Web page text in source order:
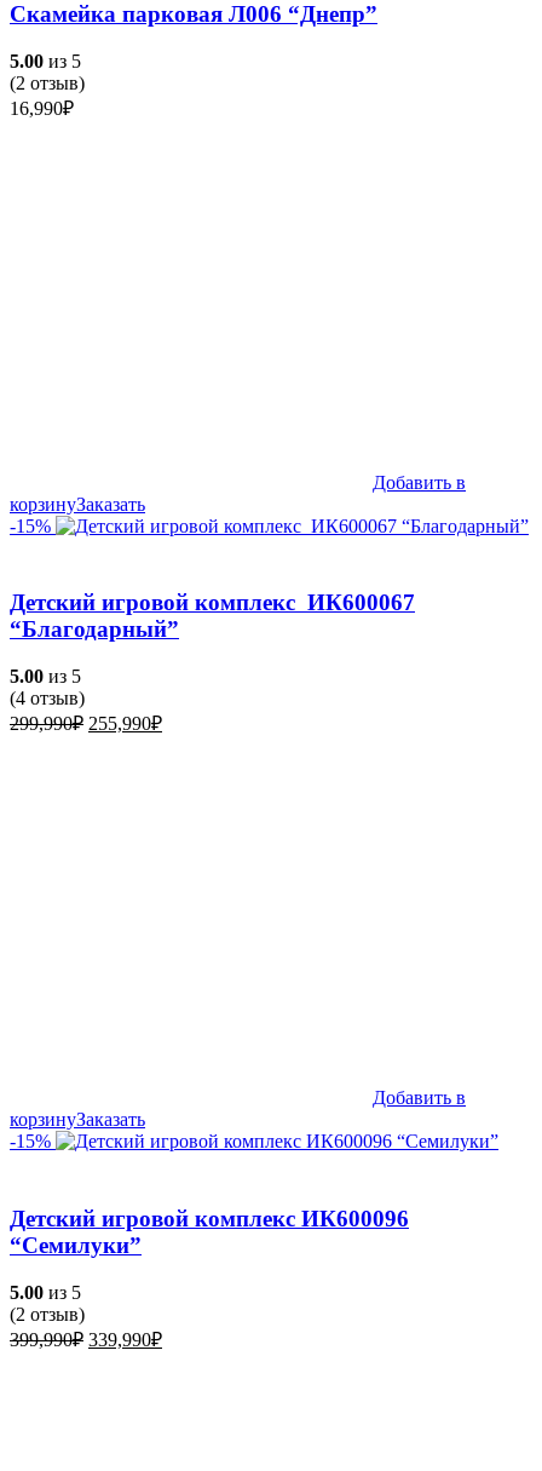
Скамейка парковая Л006 “Днепр”
5.00 из 5
(2 отзыв)
16,990₽
Добавить в
корзинуЗаказать
-15%
Детский игровой комплекс ИК600067
“Благодарный”
5.00 из 5
(4 отзыв)
299,990₽ Первоначальная
255,990₽Текущая
Добавить в
корзинуЗаказать
-15%
Детский игровой комплекс ИК600096
“Семилуки”
5.00 из 5
(2 отзыв)
399,990₽ Первоначальная
339,990₽Текущая